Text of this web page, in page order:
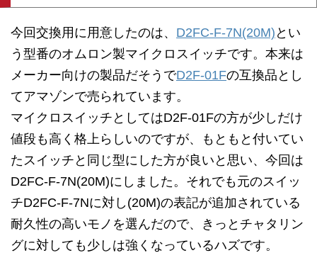
今回交換用に用意したのは、 D2FC-F-7N(20M) とい
う型番のオムロン製マイクロスイッチです。本来は
メーカー向けの製品だそうでD2F-01Fの互換品とし
てアマゾンで売られています。
マイクロスイッチとしてはD2F-01Fの方が少しだけ
値段も高く格上らしいのですが、もともと付いてい
たスイッチと同じ型にした方が良いと思い、今回は
D2FC-F-7N(20M)にしました。それでも元のスイッ
チD2FC-F-7Nに対し(20M)の表記が追加されている
耐久性の高いモノを選んだので、きっとチャタリン
グに対しても少しは強くなっているハズです。